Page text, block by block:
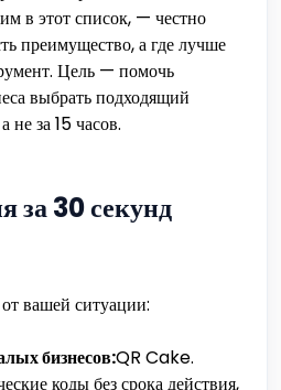
в этот список, — честно
преимущество, а где лучше
Цель — помочь
выбрать подходящий
не за 15 часов.
за 30 секунд
вашей ситуации:
бизнесов:QR Cake.
коды без срока действия,